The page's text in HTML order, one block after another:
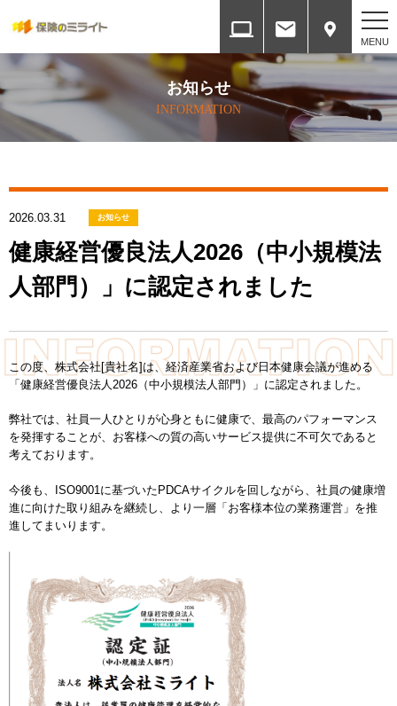
ホーム
HOME
取扱保険会社と権限
提携ネットワーク
ALLIANCE NETWORK
お知らせ
INFORMATION
お知らせ
INFORMATION
2026.03.31 お知らせ
健康経営優良法人2026（中小規模法
人部門）」に認定されました
この度、株式会社[貴社名]は、経済産業省および日本健康会議が進める
「健康経営優良法人2026（中小規模法人部門）」に認定されました。
弊社では、社員一人ひとりが心身ともに健康で、最高のパフォーマンス
を発揮することが、お客様への質の高いサービス提供に不可欠であると
考えております。
今後も、ISO9001に基づいたPDCAサイクルを回しながら、社員の健康増
進に向けた取り組みを継続し、より一層「お客様本位の業務運営」を推
進してまいります。